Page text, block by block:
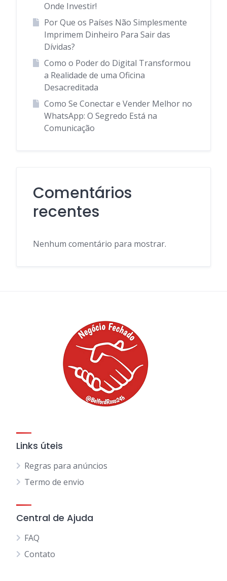
Onde Investir!
Por Que os Países Não Simplesmente
Imprimem Dinheiro Para Sair das
Dívidas?
Como o Poder do Digital Transformou
a Realidade de uma Oficina
Desacreditada
Como Se Conectar e Vender Melhor no
WhatsApp: O Segredo Está na
Comunicação
Comentários
recentes
Nenhum comentário para mostrar.
Links úteis
Regras para anúncios
Termo de envio
Central de Ajuda
FAQ
Contato